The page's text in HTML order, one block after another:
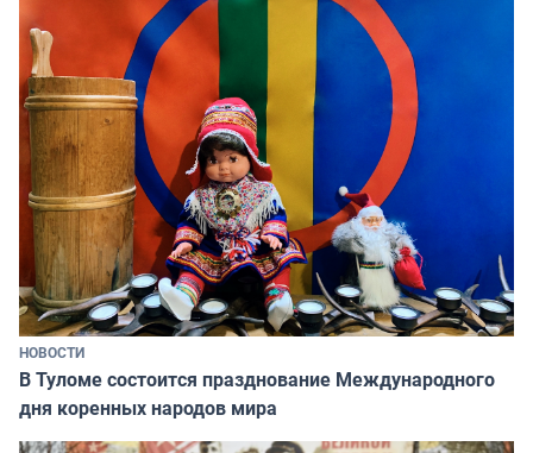
НОВОСТИ
В Туломе состоится празднование Международного
дня коренных народов мира